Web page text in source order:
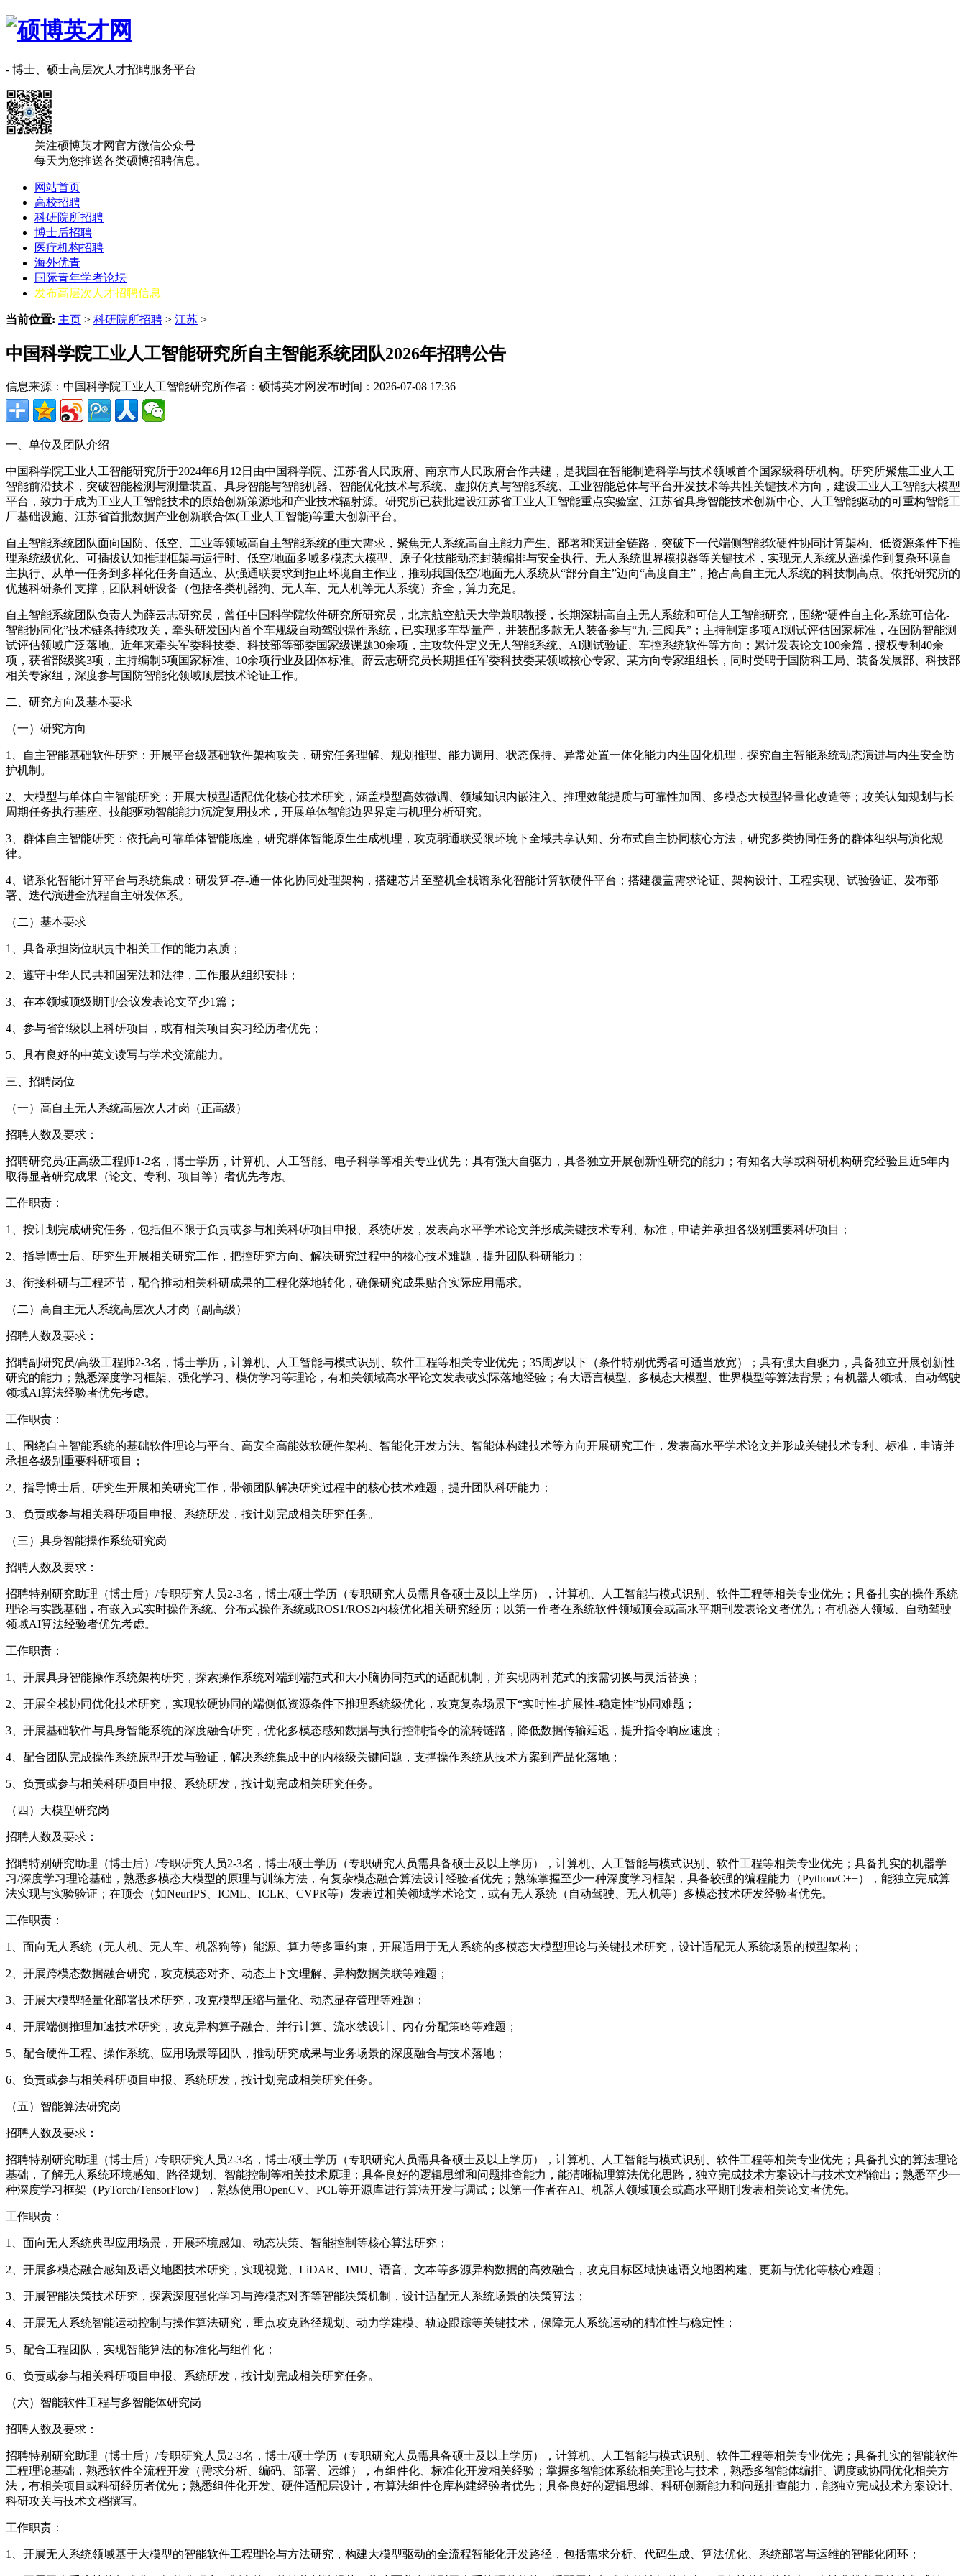
- 博士、硕士高层次人才招聘服务平台
关注硕博英才网官方微信公众号
每天为您推送各类硕博招聘信息。
网站首页
高校招聘
科研院所招聘
博士后招聘
医疗机构招聘
海外优青
国际青年学者论坛
发布高层次人才招聘信息
当前位置: 主页 > 科研院所招聘 > ‌江‌苏 >
中国科学院工业人工智能研究所自主智能系统团队2026年招聘公告
信息来源：中国科学院工业人工智能研究所作者：硕博英才网 发布时间：2026-07-08 17:36
一、单位及团队介绍
中国科学院工业人工智能研究所于2024年6月12日由中国科学院、江苏省人民政府、南京市人民政府合作共建，是我国在智能制造科学与技术领域首个国家级科研机构。研究所聚焦工业人工
智能前沿技术，突破智能检测与测量装置、具身智能与智能机器、智能优化技术与系统、虚拟仿真与智能系统、工业智能总体与平台开发技术等共性关键技术方向，建设工业人工智能大模型
平台，致力于成为工业人工智能技术的原始创新策源地和产业技术辐射源。研究所已获批建设江苏省工业人工智能重点实验室、江苏省具身智能技术创新中心、人工智能驱动的可重构智能工
厂基础设施、江苏省首批数据产业创新联合体(工业人工智能)等重大创新平台。
自主智能系统团队面向国防、低空、工业等领域高自主智能系统的重大需求，聚焦无人系统高自主能力产生、部署和演进全链路，突破下一代端侧智能软硬件协同计算架构、低资源条件下推
理系统级优化、可插拔认知推理框架与运行时、低空/地面多域多模态大模型、原子化技能动态封装编排与安全执行、无人系统世界模拟器等关键技术，实现无人系统从遥操作到复杂环境自
主执行、从单一任务到多样化任务自适应、从强通联要求到拒止环境自主作业，推动我国低空/地面无人系统从“部分自主”迈向“高度自主”，抢占高自主无人系统的科技制高点。依托研究所的
优越科研条件支撑，团队科研设备（包括各类机器狗、无人车、无人机等无人系统）齐全，算力充足。
自主智能系统团队负责人为薛云志研究员，曾任中国科学院软件研究所研究员，北京航空航天大学兼职教授，长期深耕高自主无人系统和可信人工智能研究，围绕“硬件自主化-系统可信化-
智能协同化”技术链条持续攻关，牵头研发国内首个车规级自动驾驶操作系统，已实现多车型量产，并装配多款无人装备参与“九·三阅兵”；主持制定多项AI测试评估国家标准，在国防智能测
试评估领域广泛落地。近年来牵头军委科技委、科技部等部委国家级课题30余项，主攻软件定义无人智能系统、AI测试验证、车控系统软件等方向；累计发表论文100余篇，授权专利40余
项，获省部级奖3项，主持编制5项国家标准、10余项行业及团体标准。薛云志研究员长期担任军委科技委某领域核心专家、某方向专家组组长，同时受聘于国防科工局、装备发展部、科技部
相关专家组，深度参与国防智能化领域顶层技术论证工作。
二、研究方向及基本要求
（一）研究方向
1、自主智能基础软件研究：开展平台级基础软件架构攻关，研究任务理解、规划推理、能力调用、状态保持、异常处置一体化能力内生固化机理，探究自主智能系统动态演进与内生安全防
护机制。
2、大模型与单体自主智能研究：开展大模型适配优化核心技术研究，涵盖模型高效微调、领域知识内嵌注入、推理效能提质与可靠性加固、多模态大模型轻量化改造等；攻关认知规划与长
周期任务执行基座、技能驱动智能能力沉淀复用技术，开展单体智能边界界定与机理分析研究。
3、群体自主智能研究：依托高可靠单体智能底座，研究群体智能原生生成机理，攻克弱通联受限环境下全域共享认知、分布式自主协同核心方法，研究多类协同任务的群体组织与演化规
律。
4、谱系化智能计算平台与系统集成：研发算-存-通一体化协同处理架构，搭建芯片至整机全栈谱系化智能计算软硬件平台；搭建覆盖需求论证、架构设计、工程实现、试验验证、发布部
署、迭代演进全流程自主研发体系。
（二）基本要求
1、具备承担岗位职责中相关工作的能力素质；
2、遵守中华人民共和国宪法和法律，工作服从组织安排；
3、在本领域顶级期刊/会议发表论文至少1篇；
4、参与省部级以上科研项目，或有相关项目实习经历者优先；
5、具有良好的中英文读写与学术交流能力。
三、招聘岗位
（一）高自主无人系统高层次人才岗（正高级）
招聘人数及要求：
招聘研究员/正高级工程师1-2名，博士学历，计算机、人工智能、电子科学等相关专业优先；具有强大自驱力，具备独立开展创新性研究的能力；有知名大学或科研机构研究经验且近5年内
取得显著研究成果（论文、专利、项目等）者优先考虑。
工作职责：
1、按计划完成研究任务，包括但不限于负责或参与相关科研项目申报、系统研发，发表高水平学术论文并形成关键技术专利、标准，申请并承担各级别重要科研项目；
2、指导博士后、研究生开展相关研究工作，把控研究方向、解决研究过程中的核心技术难题，提升团队科研能力；
3、衔接科研与工程环节，配合推动相关科研成果的工程化落地转化，确保研究成果贴合实际应用需求。
（二）高自主无人系统高层次人才岗（副高级）
招聘人数及要求：
招聘副研究员/高级工程师2-3名，博士学历，计算机、人工智能与模式识别、软件工程等相关专业优先；35周岁以下（条件特别优秀者可适当放宽）；具有强大自驱力，具备独立开展创新性
研究的能力；熟悉深度学习框架、强化学习、模仿学习等理论，有相关领域高水平论文发表或实际落地经验；有大语言模型、多模态大模型、世界模型等算法背景；有机器人领域、自动驾驶
领域AI算法经验者优先考虑。
工作职责：
1、围绕自主智能系统的基础软件理论与平台、高安全高能效软硬件架构、智能化开发方法、智能体构建技术等方向开展研究工作，发表高水平学术论文并形成关键技术专利、标准，申请并
承担各级别重要科研项目；
2、指导博士后、研究生开展相关研究工作，带领团队解决研究过程中的核心技术难题，提升团队科研能力；
3、负责或参与相关科研项目申报、系统研发，按计划完成相关研究任务。
（三）具身智能操作系统研究岗
招聘人数及要求：
招聘特别研究助理（博士后）/专职研究人员2-3名，博士/硕士学历（专职研究人员需具备硕士及以上学历），计算机、人工智能与模式识别、软件工程等相关专业优先；具备扎实的操作系统
理论与实践基础，有嵌入式实时操作系统、分布式操作系统或ROS1/ROS2内核优化相关研究经历；以第一作者在系统软件领域顶会或高水平期刊发表论文者优先；有机器人领域、自动驾驶
领域AI算法经验者优先考虑。
工作职责：
1、开展具身智能操作系统架构研究，探索操作系统对端到端范式和大小脑协同范式的适配机制，并实现两种范式的按需切换与灵活替换；
2、开展全栈协同优化技术研究，实现软硬协同的端侧低资源条件下推理系统级优化，攻克复杂场景下“实时性-扩展性-稳定性”协同难题；
3、开展基础软件与具身智能系统的深度融合研究，优化多模态感知数据与执行控制指令的流转链路，降低数据传输延迟，提升指令响应速度；
4、配合团队完成操作系统原型开发与验证，解决系统集成中的内核级关键问题，支撑操作系统从技术方案到产品化落地；
5、负责或参与相关科研项目申报、系统研发，按计划完成相关研究任务。
（四）大模型研究岗
招聘人数及要求：
招聘特别研究助理（博士后）/专职研究人员2-3名，博士/硕士学历（专职研究人员需具备硕士及以上学历），计算机、人工智能与模式识别、软件工程等相关专业优先；具备扎实的机器学
习/深度学习理论基础，熟悉多模态大模型的原理与训练方法，有复杂模态融合算法设计经验者优先；熟练掌握至少一种深度学习框架，具备较强的编程能力（Python/C++），能独立完成算
法实现与实验验证；在顶会（如NeurIPS、ICML、ICLR、CVPR等）发表过相关领域学术论文，或有无人系统（自动驾驶、无人机等）多模态技术研发经验者优先。
工作职责：
1、面向无人系统（无人机、无人车、机器狗等）能源、算力等多重约束，开展适用于无人系统的多模态大模型理论与关键技术研究，设计适配无人系统场景的模型架构；
2、开展跨模态数据融合研究，攻克模态对齐、动态上下文理解、异构数据关联等难题；
3、开展大模型轻量化部署技术研究，攻克模型压缩与量化、动态显存管理等难题；
4、开展端侧推理加速技术研究，攻克异构算子融合、并行计算、流水线设计、内存分配策略等难题；
5、配合硬件工程、操作系统、应用场景等团队，推动研究成果与业务场景的深度融合与技术落地；
6、负责或参与相关科研项目申报、系统研发，按计划完成相关研究任务。
（五）智能算法研究岗
招聘人数及要求：
招聘特别研究助理（博士后）/专职研究人员2-3名，博士/硕士学历（专职研究人员需具备硕士及以上学历），计算机、人工智能与模式识别、软件工程等相关专业优先；具备扎实的算法理论
基础，了解无人系统环境感知、路径规划、智能控制等相关技术原理；具备良好的逻辑思维和问题排查能力，能清晰梳理算法优化思路，独立完成技术方案设计与技术文档输出；熟悉至少一
种深度学习框架（PyTorch/TensorFlow），熟练使用OpenCV、PCL等开源库进行算法开发与调试；以第一作者在AI、机器人领域顶会或高水平期刊发表相关论文者优先。
工作职责：
1、面向无人系统典型应用场景，开展环境感知、动态决策、智能控制等核心算法研究；
2、开展多模态融合感知及语义地图技术研究，实现视觉、LiDAR、IMU、语音、文本等多源异构数据的高效融合，攻克目标区域快速语义地图构建、更新与优化等核心难题；
3、开展智能决策技术研究，探索深度强化学习与跨模态对齐等智能决策机制，设计适配无人系统场景的决策算法；
4、开展无人系统智能运动控制与操作算法研究，重点攻克路径规划、动力学建模、轨迹跟踪等关键技术，保障无人系统运动的精准性与稳定性；
5、配合工程团队，实现智能算法的标准化与组件化；
6、负责或参与相关科研项目申报、系统研发，按计划完成相关研究任务。
（六）智能软件工程与多智能体研究岗
招聘人数及要求：
招聘特别研究助理（博士后）/专职研究人员2-3名，博士/硕士学历（专职研究人员需具备硕士及以上学历），计算机、人工智能与模式识别、软件工程等相关专业优先；具备扎实的智能软件
工程理论基础，熟悉软件全流程开发（需求分析、编码、部署、运维），有组件化、标准化开发相关经验；掌握多智能体系统相关理论与技术，熟悉多智能体编排、调度或协同优化相关方
法，有相关项目或科研经历者优先；熟悉组件化开发、硬件适配层设计，有算法组件仓库构建经验者优先；具备良好的逻辑思维、科研创新能力和问题排查能力，能独立完成技术方案设计、
科研攻关与技术文档撰写。
工作职责：
1、开展无人系统领域基于大模型的智能软件工程理论与方法研究，构建大模型驱动的全流程智能化开发路径，包括需求分析、代码生成、算法优化、系统部署与运维的智能化闭环；